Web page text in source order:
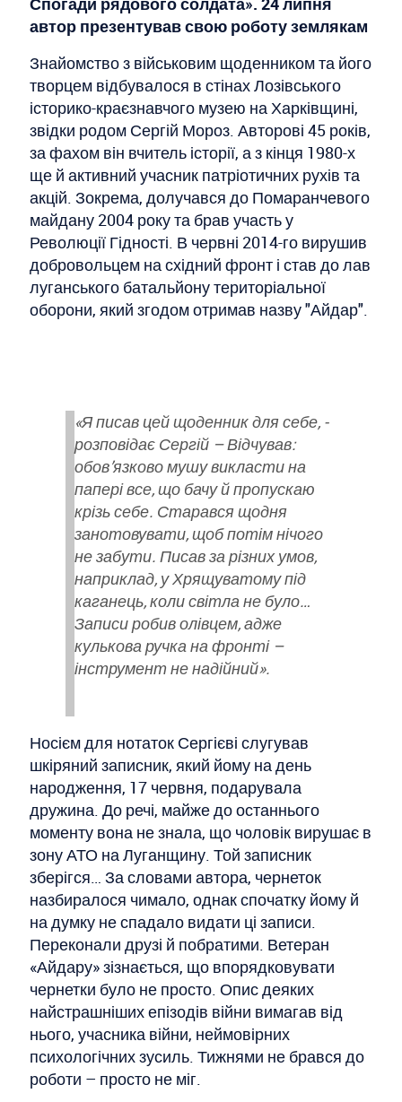
автор презентував свою роботу землякам
Знайомство з військовим щоденником та його
творцем відбувалося в стінах Лозівського
історико-краєзнавчого музею на Харківщині,
звідки родом Сергій Мороз. Авторові 45 років,
за фахом він вчитель історії, а з кінця 1980-х
ще й активний учасник патріотичних рухів та
акцій. Зокрема, долучався до Помаранчевого
майдану 2004 року та брав участь у
Революції Гідності. В червні 2014-го вирушив
добровольцем на східний фронт і став до лав
луганського батальйону територіальної
оборони, який згодом отримав назву "Айдар".
«Я писав цей щоденник для себе, -
розповідає Сергій – Відчував:
обов’язково мушу викласти на
папері все, що бачу й пропускаю
крізь себе. Старався щодня
занотовувати, щоб потім нічого
не забути. Писав за різних умов,
наприклад, у Хрящуватому під
каганець, коли світла не було…
Записи робив олівцем, адже
кулькова ручка на фронті –
інструмент не надійний».
Носієм для нотаток Сергієві слугував
шкіряний записник, який йому на день
народження, 17 червня, подарувала
дружина. До речі, майже до останнього
моменту вона не знала, що чоловік вирушає в
зону АТО на Луганщину. Той записник
зберігся… За словами автора, чернеток
назбиралося чимало, однак спочатку йому й
на думку не спадало видати ці записи.
Переконали друзі й побратими. Ветеран
«Айдару» зізнається, що впорядковувати
чернетки було не просто. Опис деяких
найстрашніших епізодів війни вимагав від
нього, учасника війни, неймовірних
психологічних зусиль. Тижнями не брався до
роботи – просто не міг.